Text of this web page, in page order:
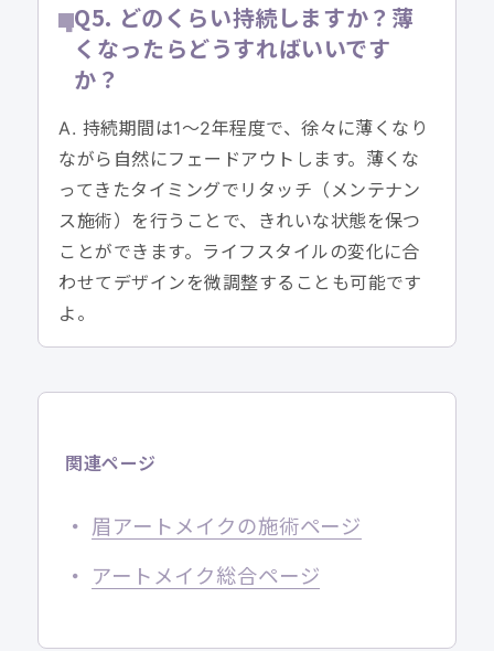
Q5. どのくらい持続しますか？薄
くなったらどうすればいいです
か？
A. 持続期間は1〜2年程度で、徐々に薄くなり
ながら自然にフェードアウトします。薄くな
ってきたタイミングでリタッチ（メンテナン
ス施術）を行うことで、きれいな状態を保つ
ことができます。ライフスタイルの変化に合
わせてデザインを微調整することも可能です
よ。
関連ページ
眉アートメイクの施術ページ
アートメイク総合ページ